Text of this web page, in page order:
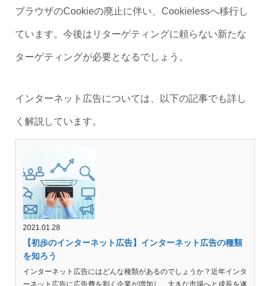
ブラウザのCookieの廃止に伴い、Cookielessへ移行し
ています。今後はリターゲティングに頼らない新たな
ターゲティングが必要となるでしょう。
インターネット広告については、以下の記事でも詳し
く解説しています。
2021.01.28
【初歩のインターネット広告】インターネット広告の種類
を知ろう
インターネット広告にはどんな種類があるのでしょうか？近年インタ
ーネット広告に広告費を割く企業が増加し、大きな市場へと成長を遂